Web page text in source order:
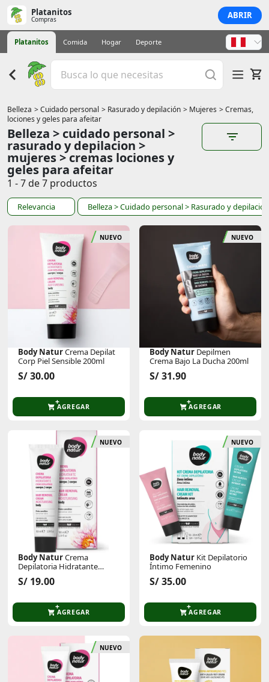
Platanitos
Compras ABRIR
Platanitos Comida Hogar Deporte
Belleza > Cuidado personal > Rasurado y depilación > Mujeres > Cremas,
lociones y geles para afeitar
Belleza > cuidado personal >
rasurado y depilacion >
mujeres > cremas lociones y
geles para afeitar
1 - 7 de 7 productos
Relevancia Belleza> Cuidado personal> Rasurado y depilación
NUEVO
Body NaturCrema Depilat
Corp Piel Sensible 200ml
S/ 30.00
AGREGAR
NUEVO
Body Natur Depilmen
Crema Bajo La Ducha 200ml
S/ 31.90
AGREGAR
NUEVO
Body NaturCrema
Depilatoria Hidratante
Ml
S/ 19.00
AGREGAR
NUEVO
Body Natur Kit Depilatorio
Íntimo Femenino
S/ 35.00
AGREGAR
NUEVO